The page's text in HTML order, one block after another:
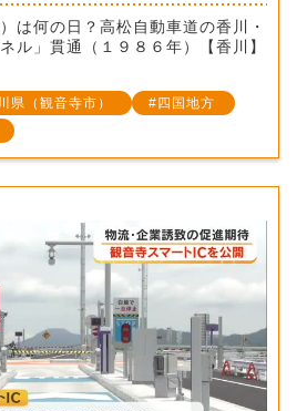
は何の日？高松自動車道の香川・
ル」貫通（１９８６年）【香川】
県（観音寺市）
四国地方